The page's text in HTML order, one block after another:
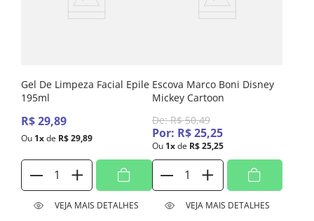
Gel De Limpeza Facial Epile
195ml
R$29,89
Ou 1xde R$29,89
VEJA MAIS DETALHES
Escova Marco Boni Disney
Mickey Cartoon
De:R$ 50,49
Por: R$ 25,25
Ou 1x de R$ 25,25
VEJA MAIS DETALHES